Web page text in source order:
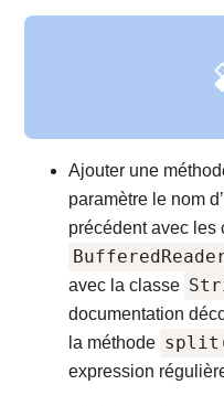
Ajouter une
paramètre le nom
précédent avec les
avec la classe
documentation
la méthode
expression